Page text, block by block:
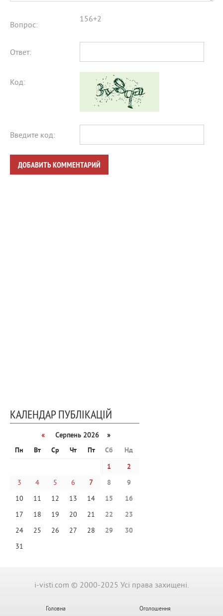
Вопрос:
156+2
Ответ:
Код:
Введите код:
ДОБАВИТЬ КОММЕНТАРИЙ
КАЛЕНДАР ПУБЛІКАЦІЙ
«
Серпень 2026 »
Пн
Вт Ср Чт Пт Сб
Нд
1
2
3
4 5 6 7 8
9
10
11 12 13 14 15
16
17
18 19 20 21 22
23
24
25 26 27 28 29
30
31
i-visti.com © 2000-2025 Усі права захищені.
Головна Оголошення